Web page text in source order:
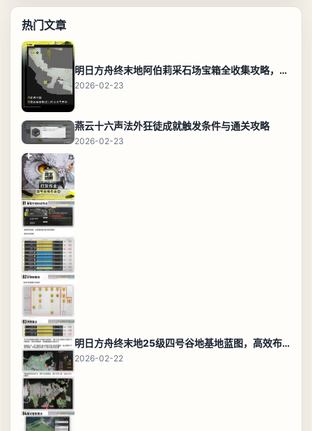
热门文章
明日方舟终末地阿伯莉采石场宝箱全收集攻略，全点位分布图与路线
2026-02-23
燕云十六声法外狂徒成就触发条件与通关攻略
2026-02-23
明日方舟终末地25级四号谷地基地蓝图，高效布局规划
2026-02-22